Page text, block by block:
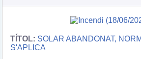
SOLAR ABANDONAT,
S'APLICA